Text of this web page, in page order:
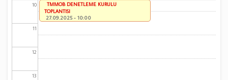
10
11
12
13
TMMOB DENETLEME KURULU
TOPLANTISI
27.09.2025 - 10:00